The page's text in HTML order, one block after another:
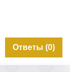
Ответы (0)